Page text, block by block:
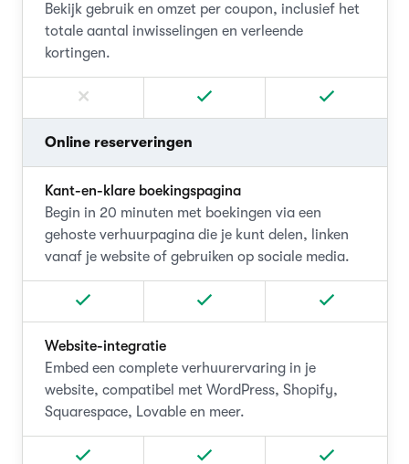
Bekijk gebruik en omzet per coupon, inclusief het
totale aantal inwisselingen en verleende
kortingen.
Online reserveringen
Kant-en-klare boekingspagina
Begin in 20 minuten met boekingen via een
gehoste verhuurpagina die je kunt delen, linken
vanaf je website of gebruiken op sociale media.
Website-integratie
Embed een complete verhuurervaring in je
website, compatibel met WordPress, Shopify,
Squarespace, Lovable en meer.